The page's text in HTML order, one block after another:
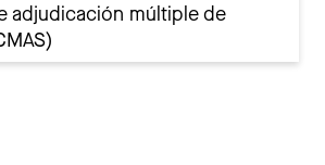
adjudicación múltiple de